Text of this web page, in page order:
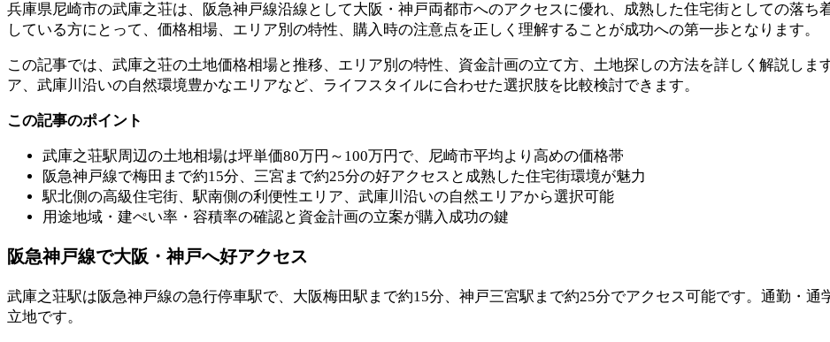
兵庫県尼崎市の武庫之荘は、阪急神戸線沿線として大阪・神戸両都市へのアクセスに優れ、成熟した住宅街としての落
している方にとって、価格相場、エリア別の特性、購入時の注意点を正しく理解することが成功への第一歩となります。
この記事では、武庫之荘の土地価格相場と推移、エリア別の特性、資金計画の立て方、土地探しの方法を詳しく解説しま
ア、武庫川沿いの自然環境豊かなエリアなど、ライフスタイルに合わせた選択肢を比較検討できます。
この記事のポイント
武庫之荘駅周辺の土地相場は坪単価80万円～100万円で、尼崎市平均より高めの価格帯
阪急神戸線で梅田まで約15分、三宮まで約25分の好アクセスと成熟した住宅街環境が魅力
駅北側の高級住宅街、駅南側の利便性エリア、武庫川沿いの自然エリアから選択可能
用途地域・建ぺい率・容積率の確認と資金計画の立案が購入成功の鍵
阪急神戸線で大阪・神戸へ好アクセス
武庫之荘駅は阪急神戸線の急行停車駅で、大阪梅田駅まで約15分、神戸三宮駅まで約25分でアクセス可能です。通勤・
立地です。